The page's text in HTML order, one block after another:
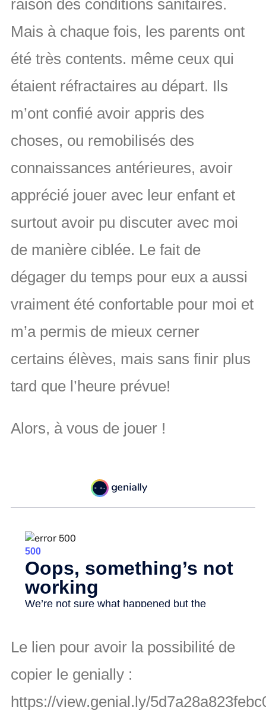
raison des conditions sanitaires.
Mais à chaque fois, les parents ont
été très contents. même ceux qui
étaient réfractaires au départ. Ils
m’ont confié avoir appris des
choses, ou remobilisés des
connaissances antérieures, avoir
apprécié jouer avec leur enfant et
surtout avoir pu discuter avec moi
de manière ciblée. Le fait de
dégager du temps pour eux a aussi
vraiment été confortable pour moi et
m’a permis de mieux cerner
certains élèves, mais sans finir plus
tard que l’heure prévue!
Alors, à vous de jouer !
Le lien pour avoir la possibilité de
copier le genially :
https://view.genial.ly/